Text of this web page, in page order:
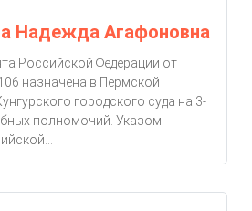
Надежда Агафоновна
Российской Федерации от
назначена в Пермской
городского суда на 3-
полномочий. Указом